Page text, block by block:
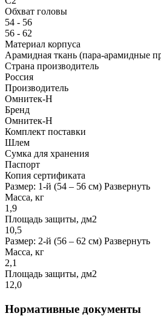
Обхват головы
54 - 56
56 - 62
Материал корпуса
Арамидная ткань (пара-арамидные
Страна производитель
Россия
Производитель
Омнитек-Н
Бренд
Омнитек-Н
Комплект поставки
Шлем
Сумка для хранения
Паспорт
Копия сертификата
Размер: 1-й (54 – 56 см) Развернуть
Масса, кг
1,9
Площадь защиты, дм2
10,5
Размер: 2-й (56 – 62 см) Развернуть
Масса, кг
2,1
Площадь защиты, дм2
12,0
Нормативные документы